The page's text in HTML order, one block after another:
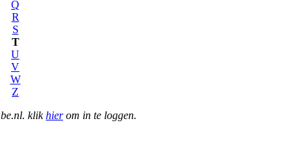
Q
R
S
T
U
V
W
Z
klikhierom in te loggen.